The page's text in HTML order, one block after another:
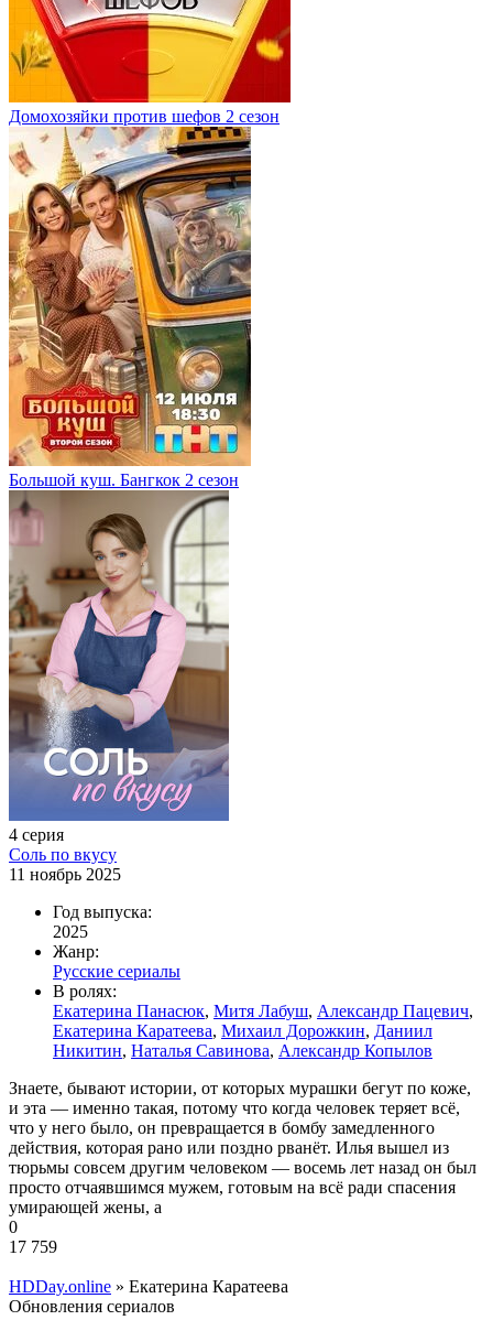
Домохозяйки против шефов 2 сезон
Большой куш. Бангкок 2 сезон
4 серия
Соль по вкусу
11 ноябрь 2025
Год выпуска:
2025
Жанр:
Русские сериалы
В ролях:
Екатерина Панасюк, Митя Лабуш, Александр Пацевич,
Екатерина Каратеева, Михаил Дорожкин, Даниил
Никитин, Наталья Савинова, Александр Копылов
Знаете, бывают истории, от которых мурашки бегут по коже,
и эта — именно такая, потому что когда человек теряет всё,
что у него было, он превращается в бомбу замедленного
действия, которая рано или поздно рванёт. Илья вышел из
тюрьмы совсем другим человеком — восемь лет назад он был
просто отчаявшимся мужем, готовым на всё ради спасения
умирающей жены, а
0
17 759
HDDay.online » Екатерина Каратеева
Обновления сериалов